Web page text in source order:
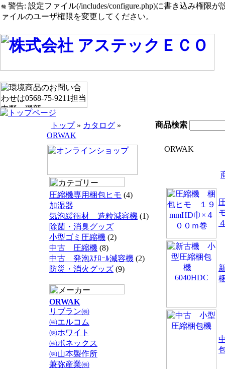
警告: 設定ファイル(/includes/configure.php)に書き込み権限が
ァイルのユーザ権限を変更してください。
トップ» カタログ »
ORWAK
商品検索
圧縮機専用梱包ヒモ (4)
加湿器
気泡緩衝材 造粒減容機 (1)
除菌・消臭グッズ
小型ゴミ圧縮機 (2)
中古 圧縮機 (8)
中古 発泡ｽﾁﾛｰﾙ減容機 (2)
防災・消火グッズ (9)
ORWAK
リブラン㈱
㈱エルコム
㈱ホワイト
㈱ボネックス
㈱山本製作所
兼弥産業㈱
ORWAK